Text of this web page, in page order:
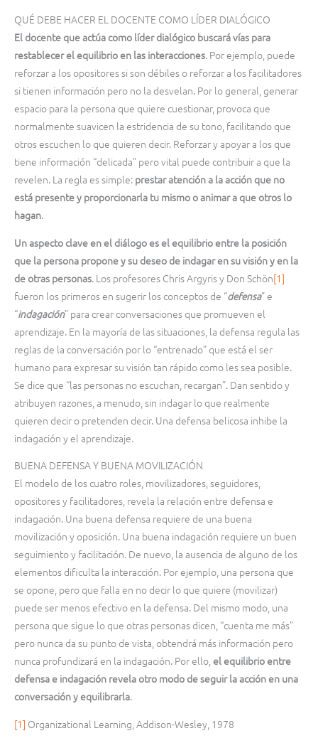
QUÉ DEBE HACER EL DOCENTE COMO LÍDER DIALÓGICO
El docente que actúa como líder dialógico buscará vías para
restablecer el equilibrio en las interacciones. Por ejemplo, puede
reforzar a los opositores si son débiles o reforzar a los facilitadores
si tienen información pero no la desvelan. Por lo general, generar
espacio para la persona que quiere cuestionar, provoca que
normalmente suavicen la estridencia de su tono, facilitando que
otros escuchen lo que quieren decir. Reforzar y apoyar a los que
tiene información “delicada” pero vital puede contribuir a que la
revelen. La regla es simple: prestar atención a la acción que no
está presente y proporcionarla tu mismo o animar a que otros lo
hagan.
Un aspecto clave en el diálogo es el equilibrio entre la posición
que la persona propone y su deseo de indagar en su visión y en la
de otras personas. Los profesores Chris Argyris y Don Schön[1]
fueron los primeros en sugerir los conceptos de “defensa” e
“indagación” para crear conversaciones que promueven el
aprendizaje. En la mayoría de las situaciones, la defensa regula las
reglas de la conversación por lo “entrenado” que está el ser
humano para expresar su visión tan rápido como les sea posible.
Se dice que “las personas no escuchan, recargan”. Dan sentido y
atribuyen razones, a menudo, sin indagar lo que realmente
quieren decir o pretenden decir. Una defensa belicosa inhibe la
indagación y el aprendizaje.
BUENA DEFENSA Y BUENA MOVILIZACIÓN
El modelo de los cuatro roles, movilizadores, seguidores,
opositores y facilitadores, revela la relación entre defensa e
indagación. Una buena defensa requiere de una buena
movilización y oposición. Una buena indagación requiere un buen
seguimiento y facilitación. De nuevo, la ausencia de alguno de los
elementos dificulta la interacción. Por ejemplo, una persona que
se opone, pero que falla en no decir lo que quiere (movilizar)
puede ser menos efectivo en la defensa. Del mismo modo, una
persona que sigue lo que otras personas dicen, “cuenta me más”
pero nunca da su punto de vista, obtendrá más información pero
nunca profundizará en la indagación. Por ello,el equilibrio entre
defensa e indagación revela otro modo de seguir la acción en una
conversación y equilibrarla.
[1] Organizational Learning, Addison-Wesley, 1978